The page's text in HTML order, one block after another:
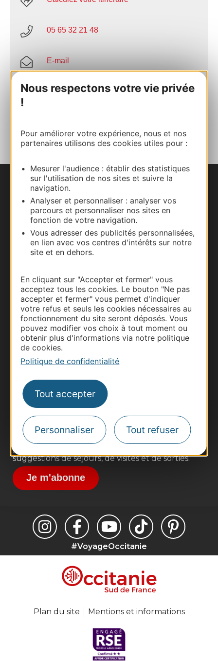
Nous respectons votre vie privée
!
Pour améliorer votre expérience, nous et nos
partenaires utilisons des cookies utiles pour :
Mesurer l'audience : établir des statistiques
sur l'utilisation de nos sites et suivre la
navigation.
Analyser et personnaliser : analyser vos
parcours et personnaliser nos sites en
fonction de votre navigation.
Vous adresser des publicités personnalisées,
en lien avec vos centres d'intérêts sur notre
site et en dehors.
En cliquant sur "Accepter et fermer" vous
acceptez tous les cookies. Le bouton "Ne pas
accepter et fermer" vous permet d'indiquer
votre refus et seuls les cookies nécessaires au
fonctionnement du site seront déposés. Vous
pouvez modifier vos choix à tout moment ou
obtenir plus d'informations via notre politique
de cookies.
Politique de confidentialité
Tout accepter
Personnaliser Tout refuser
05 65 32 21 48
E-mail
Site internet
Nous contacter
Carte interactive
Documentation
Thermalisme
Business/Mice
Pros d'Occitanie
Site presse et d'influence
Voyagistes
Destination Sport
Inscrivez-vous à la lettre d'information
Destination Occitanie pour recevoir des
suggestions de séjours, de visites et de sorties.
Je m'abonne
#VoyageOccitanie
Plan du site Mentions et informations